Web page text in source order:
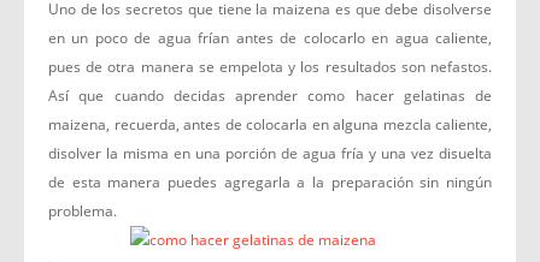
Uno de los secretos que tiene la maizena es que debe disolverse
en un poco de agua frían antes de colocarlo en agua caliente,
pues de otra manera se empelota y los resultados son nefastos.
Así que cuando decidas aprender como hacer gelatinas de
maizena, recuerda, antes de colocarla en alguna mezcla caliente,
disolver la misma en una porción de agua fría y una vez disuelta
de esta manera puedes agregarla a la preparación sin ningún
problema.